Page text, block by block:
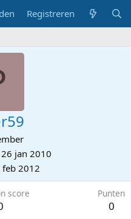
Registreren
26 jan 2010
feb 2012
score Punten
0